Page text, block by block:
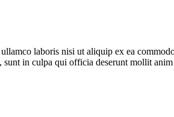
laboris nisi ut aliquip ex ea
sunt in culpa qui officia deserunt mollit